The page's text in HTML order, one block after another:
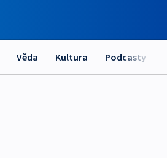
Věda Kultura Podcasty